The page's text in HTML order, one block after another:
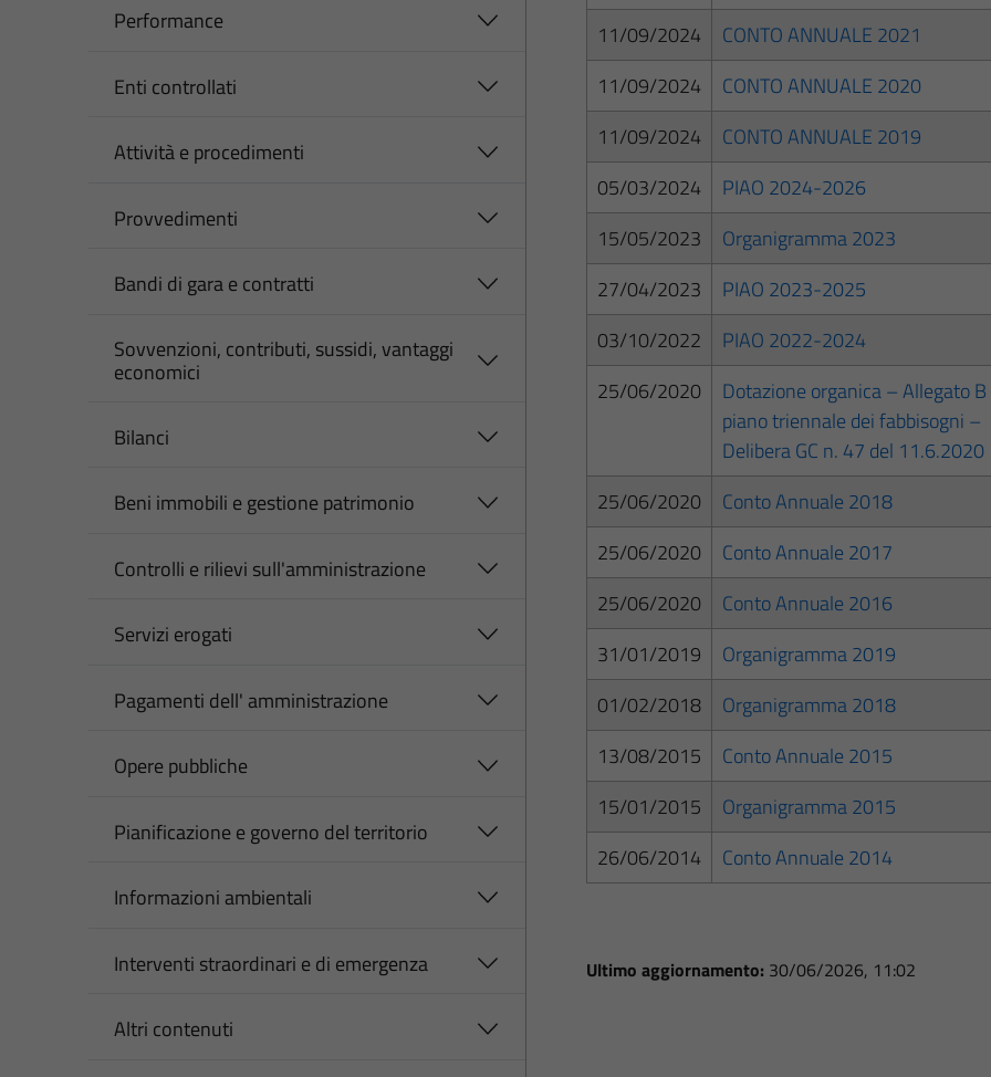
Performance
Enti controllati
Attività e procedimenti
Provvedimenti
Bandi di gara e contratti
Sovvenzioni, contributi, sussidi, vantaggi
economici
Bilanci
Beni immobili e gestione patrimonio
Controlli e rilievi sull'amministrazione
Servizi erogati
Pagamenti dell' amministrazione
Opere pubbliche
Pianificazione e governo del territorio
Informazioni ambientali
Interventi straordinari e di emergenza
Altri contenuti
11/09/2024
CONTO ANNUALE 2021
11/09/2024
CONTO ANNUALE 2020
11/09/2024
CONTO ANNUALE 2019
05/03/2024
PIAO 2024-2026
15/05/2023
Organigramma 2023
27/04/2023
PIAO 2023-2025
03/10/2022
PIAO 2022-2024
25/06/2020
Dotazione organica – Allegato B
piano triennale dei fabbisogni –
Delibera GC n. 47 del 11.6.2020
25/06/2020
Conto Annuale 2018
25/06/2020
Conto Annuale 2017
25/06/2020
Conto Annuale 2016
31/01/2019
Organigramma 2019
01/02/2018
Organigramma 2018
13/08/2015
Conto Annuale 2015
15/01/2015
Organigramma 2015
26/06/2014
Conto Annuale 2014
Ultimo aggiornamento: 30/06/2026, 11:02